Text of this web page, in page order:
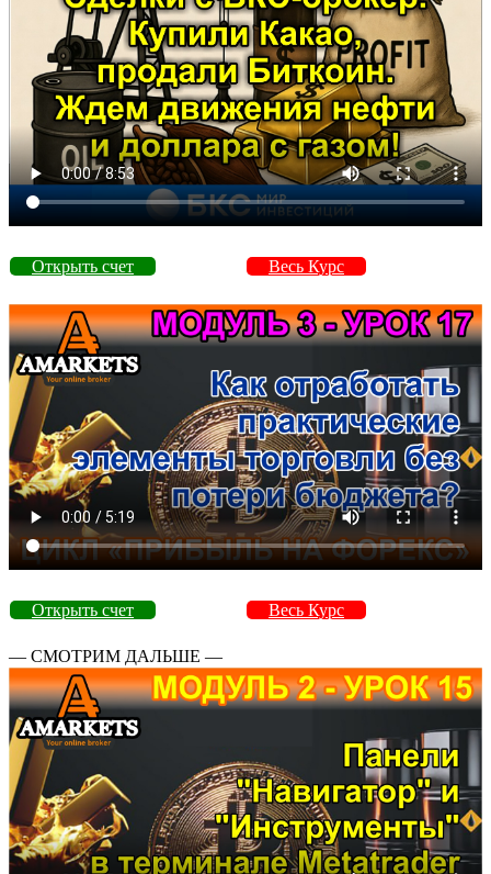
Открыть счет Весь Курс
Открыть счет Весь Курс
— СМОТРИМ ДАЛЬШЕ —